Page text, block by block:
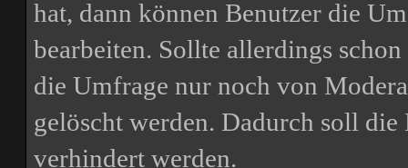
hat, dann können Benutzer die
bearbeiten. Sollte allerdings
die Umfrage nur noch von
gelöscht werden. Dadurch soll
verhindert werden.